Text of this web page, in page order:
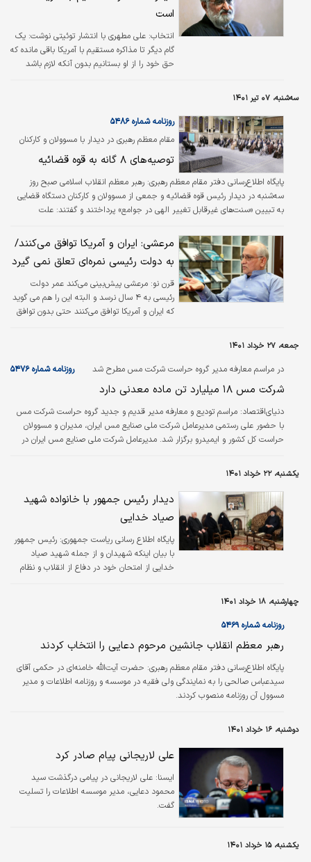
است
انتخاب: علی مطهری با انتشار توئیتی نوشت: یک
گام دیگر تا مذاکره مستقیم با آمریکا باقی‌ مانده که
حق خود را از او بستانیم بدون آنکه لازم باشد
سه‌شنبه، ۰۷ تیر ۱۴۰۱
مقام معظم رهبری در دیدار با مسوولان و کارکنان
دستگاه قضا بیان کردند
روزنامه شماره ۵۴۸۶
توصیه‌های ۸ گانه به قوه قضائیه
پايگاه اطلاع‌‌رساني دفتر مقام معظم رهبري: رهبر معظم انقلاب اسلامی صبح روز
سه‌‌شنبه در دیدار رئیس قوه قضائیه و جمعی از مسوولان و کارکنان دستگاه قضایی
به تبیین «سنت‌های غیرقابل تغییر الهی در جوامع» پرداختند و گفتند: علت
و تلخ سال ۱۳۶۰، ایستادگی و تلاش و نهراسیدن از دشمنان بود و این سنت الهی در
همه دوران‌ها قابل تکرار است و باید بدانیم خداوند سال ۱۴۰۱ همان خداوند سال
۱۳۶۰ است.
مرعشی: ایران و آمریکا توافق می‌کنند/
به دولت رئیسی نمره‌ای تعلق نمی گیرد
قرن نو: مرعشی پیش‌بینی می‌کند عمر دولت
رئیسی به ۴ سال نرسد و البته این را هم می گوید
که ایران و آمریکا توافق می‌کنند حتی بدون توافق
جمعه، ۲۷ خرداد ۱۴۰۱
در مراسم معارفه مدیر گروه حراست شرکت مس مطرح شد روزنامه شماره ۵۴۷۶
شرکت مس ۱۸ میلیارد تن ماده معدنی دارد
دنیای‌اقتصاد: مراسم تودیع و معارفه مدیر قدیم و جدید گروه حراست شرکت مس
با حضور علی رستمی مدیرعامل شرکت ملی صنایع مس ایران، مدیران و مسوولان
حراست کل کشور و ایمیدرو برگزار شد. مدیرعامل شرکت ملی صنایع مس ایران در
همگان آشکار است. این شرکت صنعتی موتور و یکی از پیشرانان توسعه نظام
جمهوری اسلامی محسوب می‌شود؛ لذا حراست و صیانت از این موتور پیشران و
لکوموتیو حائز اهمیت است.
یکشنبه، ۲۲ خرداد ۱۴۰۱
دیدار رئیس جمهور با خانواده شهید
صیاد خدایی
پایگاه اطلاع رسانی ریاست جمهوری: رئیس جمهور
با بیان اینکه شهیدان و از جمله شهید صیاد
خدایی از امتحان خود در دفاع از انقلاب و نظام
چهارشنبه، ۱۸ خرداد ۱۴۰۱
روزنامه شماره ۵۴۶۹
رهبر معظم انقلاب جانشین مرحوم دعایی را انتخاب کردند
پایگاه اطلاع‌رسانی دفتر مقام معظم رهبری: حضرت آیت‌الله خامنه‌‌ای در حکمی آقای
سیدعباس صالحی را به نمایندگی ولی فقیه در موسسه و روزنامه اطلاعات و مدیر
مسوول آن روزنامه منصوب کردند.
دوشنبه، ۱۶ خرداد ۱۴۰۱
علی لاریجانی پیام صادر کرد
ايسنا: علی لاریجانی در پیامی درگذشت سید
محمود دعایی، مدیر موسسه اطلاعات را تسلیت
گفت.
یکشنبه، ۱۵ خرداد ۱۴۰۱